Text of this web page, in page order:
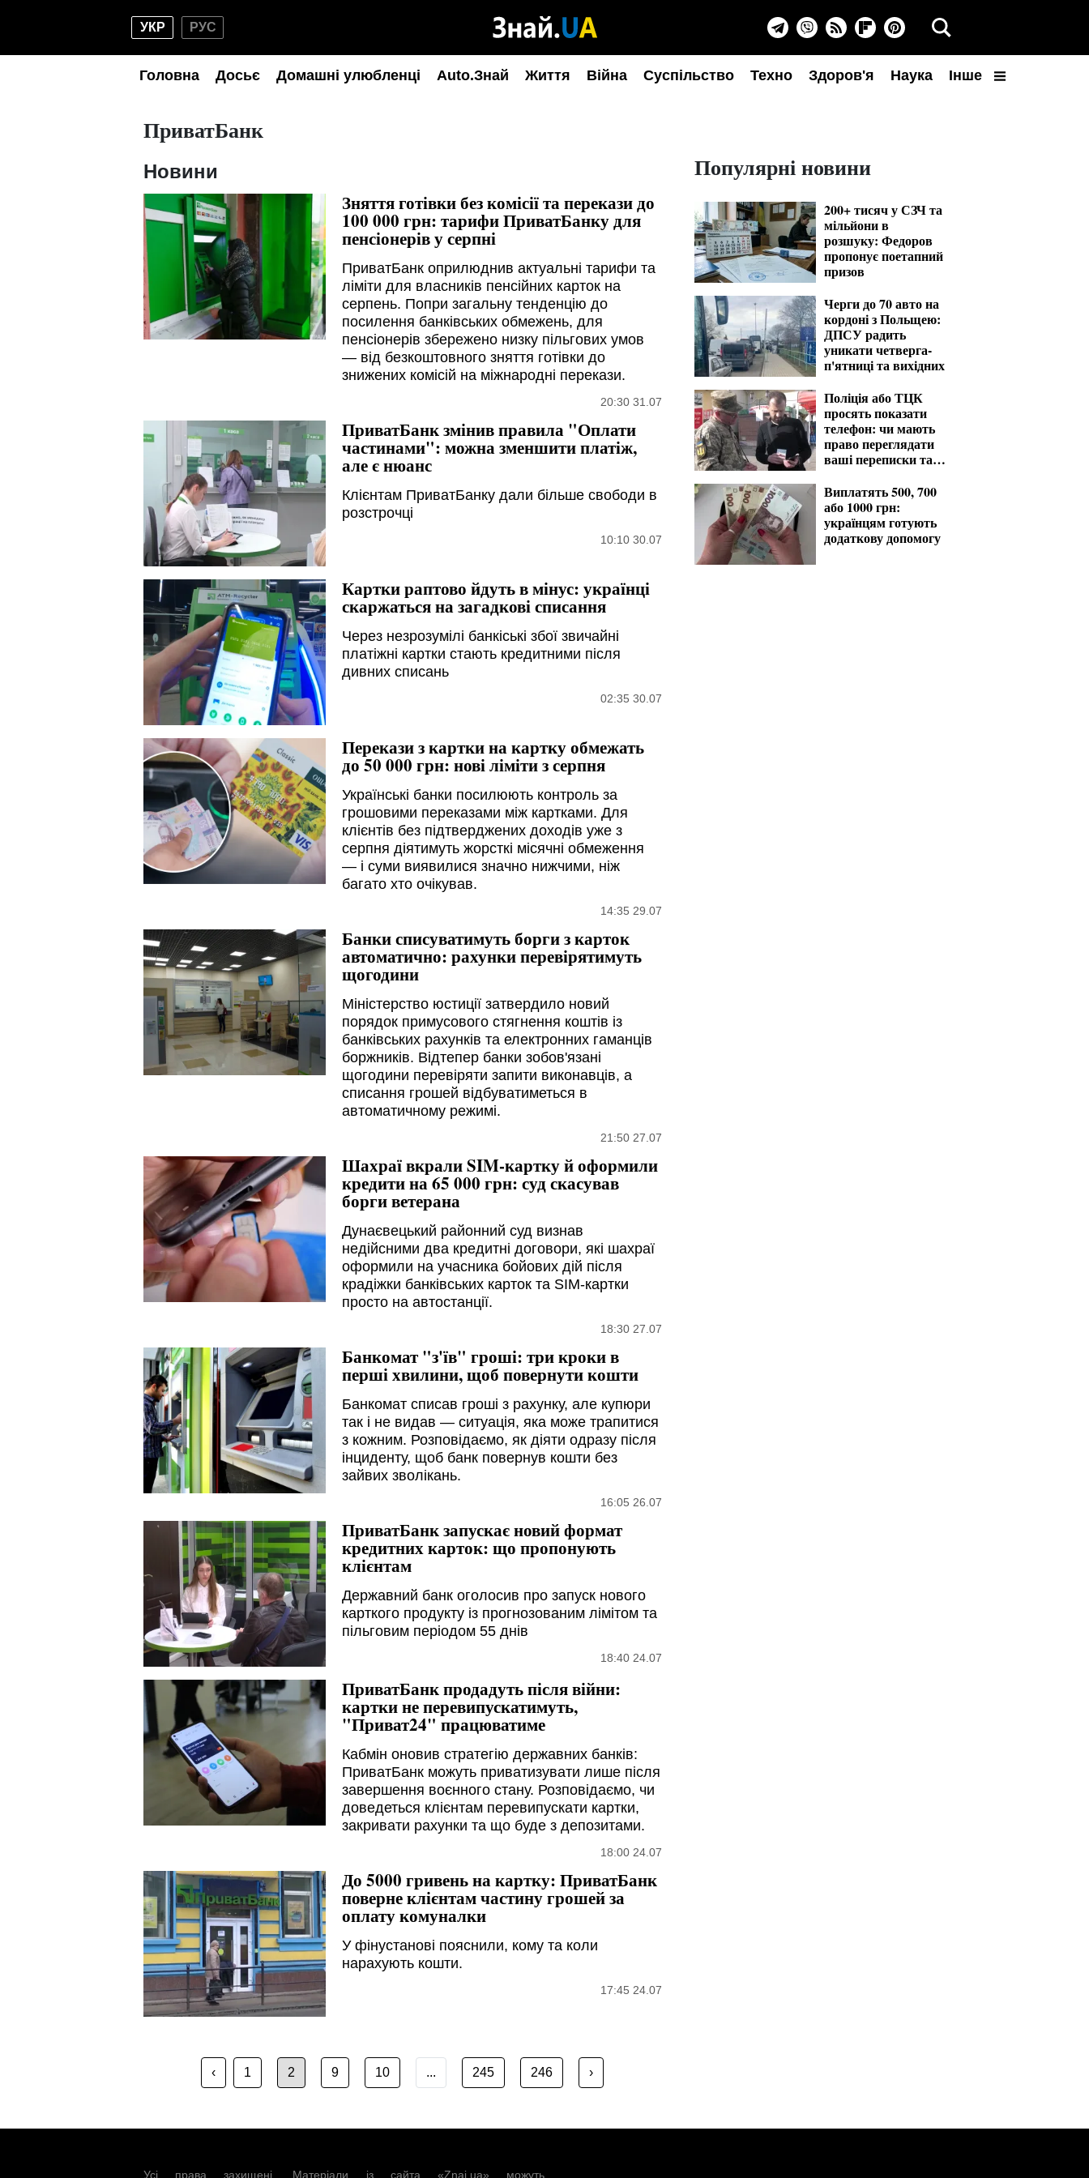
УКР РУС
Головна Досьє Домашні улюбленці Auto.Знай Життя Війна Суспільство Техно Здоров'я Наука Інше
ПриватБанк
Новини
Зняття готівки без комісії та перекази до
100 000 грн: тарифи ПриватБанку для
пенсіонерів у серпні
ПриватБанк оприлюднив актуальні тарифи та
ліміти для власників пенсійних карток на
серпень. Попри загальну тенденцію до
посилення банківських обмежень, для
пенсіонерів збережено низку пільгових умов
— від безкоштовного зняття готівки до
знижених комісій на міжнародні перекази.
20:30 31.07
ПриватБанк змінив правила "Оплати
частинами": можна зменшити платіж,
але є нюанс
Клієнтам ПриватБанку дали більше свободи в
розстрочці
10:10 30.07
Картки раптово йдуть в мінус: українці
скаржаться на загадкові списання
Через незрозумілі банкіські збої звичайні
платіжні картки стають кредитними після
дивних списань
02:35 30.07
Перекази з картки на картку обмежать
до 50 000 грн: нові ліміти з серпня
Українські банки посилюють контроль за
грошовими переказами між картками. Для
клієнтів без підтверджених доходів уже з
серпня діятимуть жорсткі місячні обмеження
— і суми виявилися значно нижчими, ніж
багато хто очікував.
14:35 29.07
Банки списуватимуть борги з карток
автоматично: рахунки перевірятимуть
щогодини
Міністерство юстиції затвердило новий
порядок примусового стягнення коштів із
банківських рахунків та електронних гаманців
боржників. Відтепер банки зобов'язані
щогодини перевіряти запити виконавців, а
списання грошей відбуватиметься в
автоматичному режимі.
21:50 27.07
Шахраї вкрали SIM-картку й оформили
кредити на 65 000 грн: суд скасував
борги ветерана
Дунаєвецький районний суд визнав
недійсними два кредитні договори, які шахраї
оформили на учасника бойових дій після
крадіжки банківських карток та SIM-картки
просто на автостанції.
18:30 27.07
Банкомат "з'їв" гроші: три кроки в
перші хвилини, щоб повернути кошти
Банкомат списав гроші з рахунку, але купюри
так і не видав — ситуація, яка може трапитися
з кожним. Розповідаємо, як діяти одразу після
інциденту, щоб банк повернув кошти без
зайвих зволікань.
16:05 26.07
ПриватБанк запускає новий формат
кредитних карток: що пропонують
клієнтам
Державний банк оголосив про запуск нового
карткого продукту із прогнозованим лімітом та
пільговим періодом 55 днів
18:40 24.07
ПриватБанк продадуть після війни:
картки не перевипускатимуть,
"Приват24" працюватиме
Кабмін оновив стратегію державних банків:
ПриватБанк можуть приватизувати лише після
завершення воєнного стану. Розповідаємо, чи
доведеться клієнтам перевипускати картки,
закривати рахунки та що буде з депозитами.
18:00 24.07
До 5000 гривень на картку: ПриватБанк
поверне клієнтам частину грошей за
оплату комуналки
У фінустанові пояснили, кому та коли
нарахують кошти.
17:45 24.07
‹ 1 2 9 10 ... 245 246 ›
Популярні новини
200+ тисяч у СЗЧ та
мільйони в
розшуку: Федоров
пропонує поетапний
призов
Черги до 70 авто на
кордоні з Польщею:
ДПСУ радить
уникати четверга-
п'ятниці та вихідних
Поліція або ТЦК
просять показати
телефон: чи мають
право переглядати
ваші переписки та
Виплатять 500, 700
або 1000 грн:
українцям готують
додаткову допомогу
Усі права захищені. Матеріали із сайта «Znaj.ua» можуть